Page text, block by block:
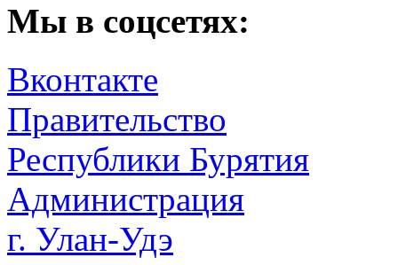
Мы в соцсетях:
Вконтакте
Правительство
Республики Бурятия
Администрация
г. Улан-Удэ